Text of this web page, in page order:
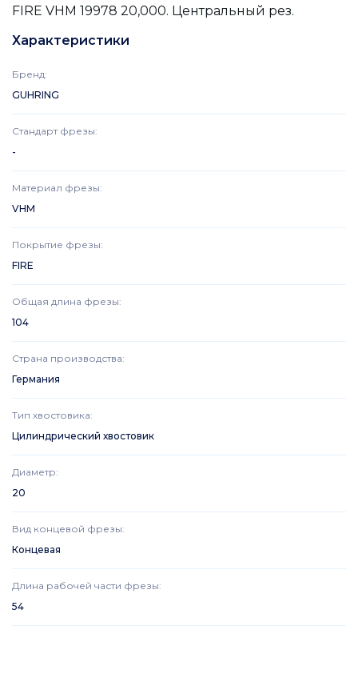
FIRE VHM 19978 20,000. Центральный рез.
Характеристики
Бренд:
GUHRING
Стандарт фрезы:
-
Материал фрезы:
VHM
Покрытие фрезы:
FIRE
Общая длина фрезы:
104
Страна производства:
Германия
Тип хвостовика:
Цилиндрический хвостовик
Диаметр:
20
Вид концевой фрезы:
Концевая
Длина рабочей части фрезы:
54